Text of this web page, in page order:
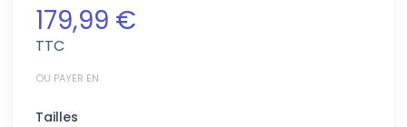
179,99 €
TTC
OU PAYER EN
Tailles